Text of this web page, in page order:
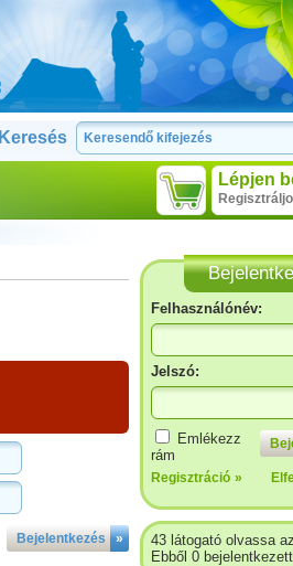
Keresés
Lépjen
Bejelentkezés »
Felhasználónév:
Jelszó:
Emlékezz
rám
Regisztráció »
43 látogató olvassa
Ebből 0